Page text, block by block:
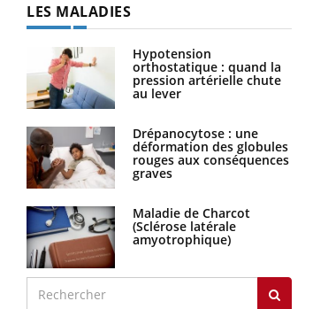
LES MALADIES
Hypotension
orthostatique : quand la
pression artérielle chute
au lever
Drépanocytose : une
déformation des globules
rouges aux conséquences
graves
Maladie de Charcot
(Sclérose latérale
amyotrophique)